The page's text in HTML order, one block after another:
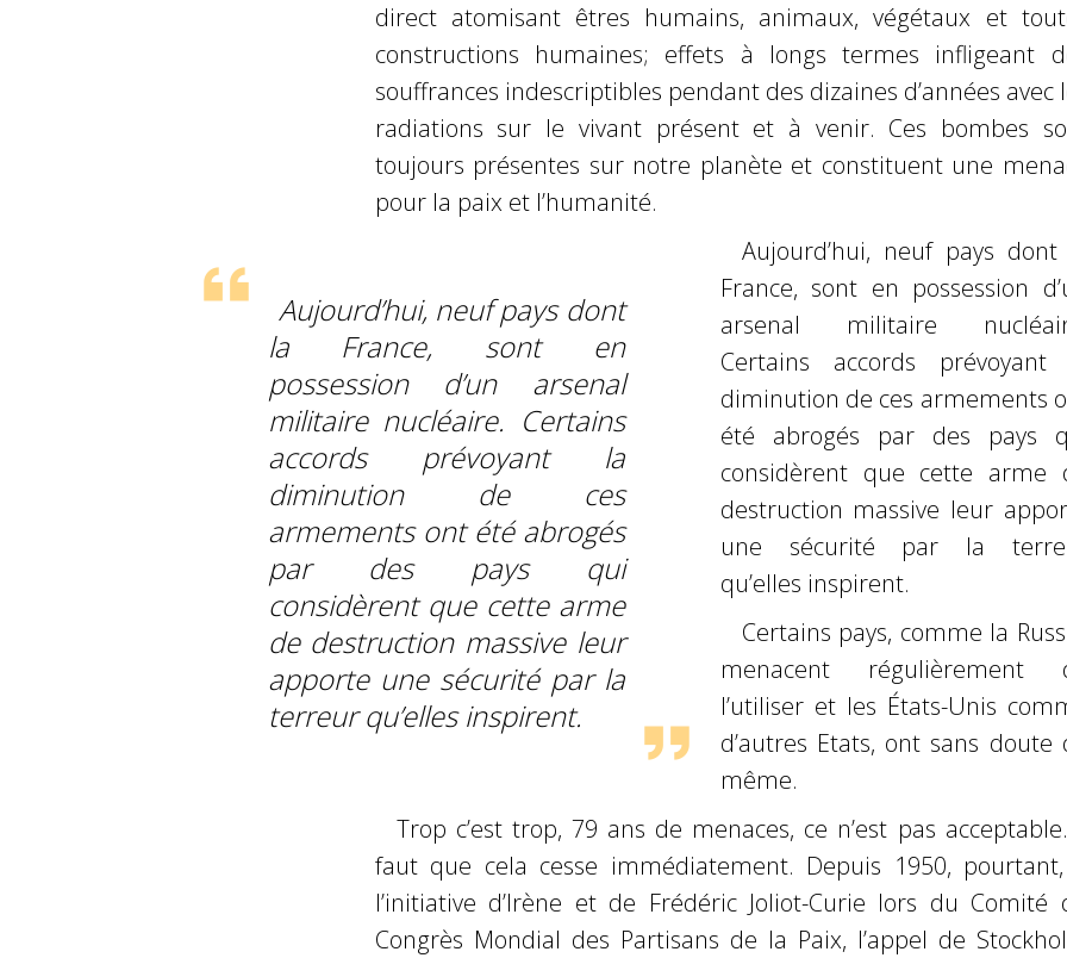
direct atomisant êtres humains, animaux, végétaux et
constructions humaines; effets à longs termes infligeant
souffrances indescriptibles pendant des dizaines d’années avec
radiations sur le vivant présent et à venir. Ces bombes
toujours présentes sur notre planète et constituent une
pour la paix et l’humanité.
Aujourd’hui, neuf pays dont
la France, sont en
possession d’un arsenal
militaire nucléaire. Certains
accords prévoyant la
diminution de ces
armements ont été abrogés
par des pays qui
considèrent que cette arme
de destruction massive leur
apporte une sécurité par la
terreur qu’elles inspirent.
Aujourd’hui, neuf pays dont
France, sont en possession
arsenal militaire
Certains accords prévoyant
diminution de ces armements
été abrogés par des pays
considèrent que cette arme
destruction massive leur
une sécurité par la
qu’elles inspirent.
Certains pays, comme la
menacent régulièrement
l’utiliser et les États-Unis
d’autres Etats, ont sans doute
même.
Trop c’est trop, 79 ans de menaces, ce n’est pas
faut que cela cesse immédiatement. Depuis 1950,
l’initiative d’Irène et de Frédéric Joliot-Curie lors du Comité
Congrès Mondial des Partisans de la Paix, l’appel de